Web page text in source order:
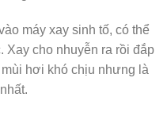
máy xay sinh tố, có thể
Xay cho nhuyễn ra rồi đắp
mùi hơi khó chịu nhưng là